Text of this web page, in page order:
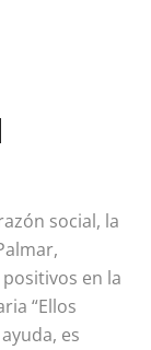
social, la
en la
“Ellos
es